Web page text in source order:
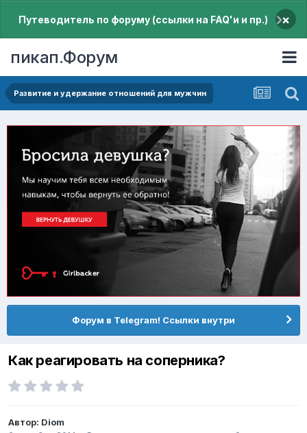
Путеводитель по форуму (ссылки на FAQ'и и пр.) ×
пикап.Форум
Pазвитие и удержание отношений для мужчин
Форум в Telegram! Ссылки внутри
Как реагировать на соперника?
Автор: Diom